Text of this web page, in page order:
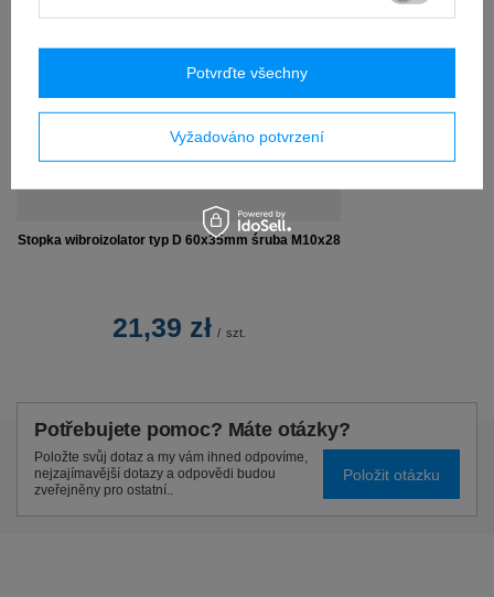
Stopka wibroizolator typ D 60x35mm śruba M10x28
21,39 zł / szt.
Potřebujete pomoc? Máte otázky?
Položte svůj dotaz a my vám ihned odpovíme,
nejzajímavější dotazy a odpovědi budou
zveřejněny pro ostatní..
Položit otázku
Vyžadováno potvrzení
Potvrďte všechny